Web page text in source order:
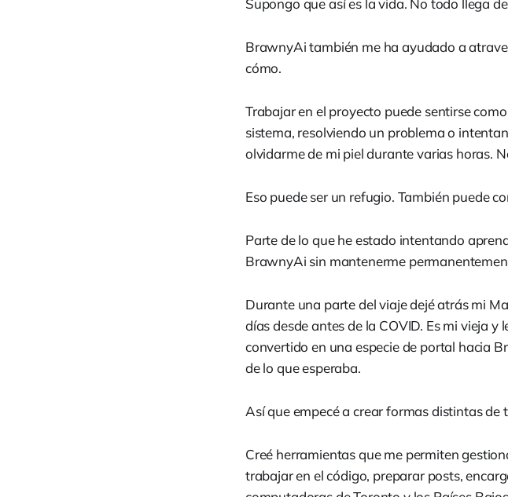
Supongo que así es la vida. No todo llega
BrawnyAi también me ha ayudado a
cómo.
Trabajar en el proyecto puede sentirse
sistema, resolviendo un problema o
olvidarme de mi piel durante varias horas.
Eso puede ser un refugio. También puede
Parte de lo que he estado intentando
BrawnyAi sin mantenerme
Durante una parte del viaje dejé atrás mi
días desde antes de la COVID. Es mi vieja
convertido en una especie de portal hacia
de lo que esperaba.
Así que empecé a crear formas distintas de
Creé herramientas que me permiten
trabajar en el código, preparar posts,